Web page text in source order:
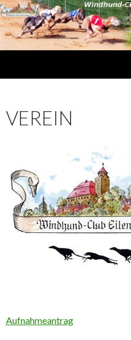
VEREIN
Aufnahmeantrag